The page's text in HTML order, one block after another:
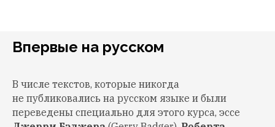
Впервые на русском
В числе текстов, которые никогда
не публиковались на русском языке и были
переведены специально для этого курса, эссе